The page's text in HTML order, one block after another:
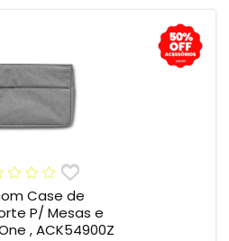
Case de
P/ Mesas e
, ACK54900Z